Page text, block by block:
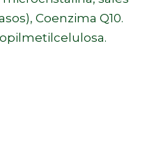
Coenzima Q10.